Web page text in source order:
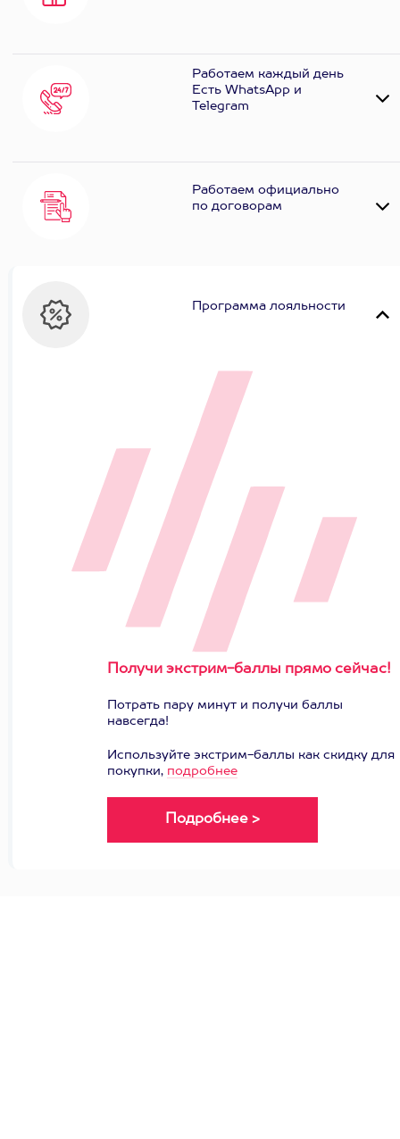
Работаем каждый день
Есть WhatsApp и
Telеgram
Работаем официально
по договорам
Программа лояльности
Получи экстрим-баллы прямо сейчас!
Потрать пару минут и получи баллы
навсегда!
Используйте экстрим-баллы как скидку для
покупки, подробнее